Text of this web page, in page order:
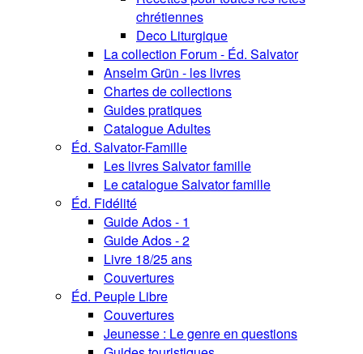
chrétiennes
Deco Liturgique
La collection Forum - Éd. Salvator
Anselm Grün - les livres
Chartes de collections
Guides pratiques
Catalogue Adultes
Éd. Salvator-Famille
Les livres Salvator famille
Le catalogue Salvator famille
Éd. Fidélité
Guide Ados - 1
Guide Ados - 2
Livre 18/25 ans
Couvertures
Éd. Peuple Libre
Couvertures
Jeunesse : Le genre en questions